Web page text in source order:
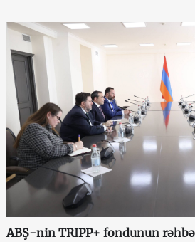
ABŞ-nin TRIPP+ fondunun